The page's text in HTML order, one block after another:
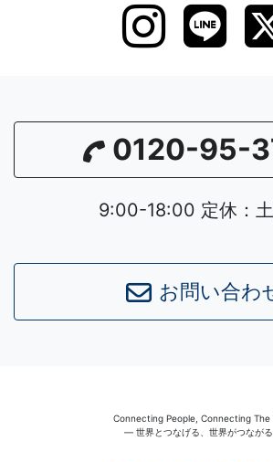
0120-95-
9:00-18:00 定休：
お問い合わ
Connecting People, Connecting The
― 世界とつなげる、世界がつなが